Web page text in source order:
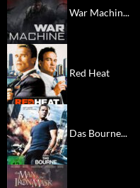
War Machin...
Red Heat
Das Bourne...